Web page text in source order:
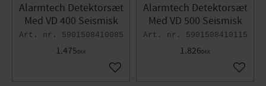
Alarmtech Detektorsæt
Med VD 400 Seismisk
5901508410085
1.475DKK
Gem som favorit
Alarmtech Detektorsæt
Med VD 500 Seismisk
5901508410115
1.826DKK
Gem